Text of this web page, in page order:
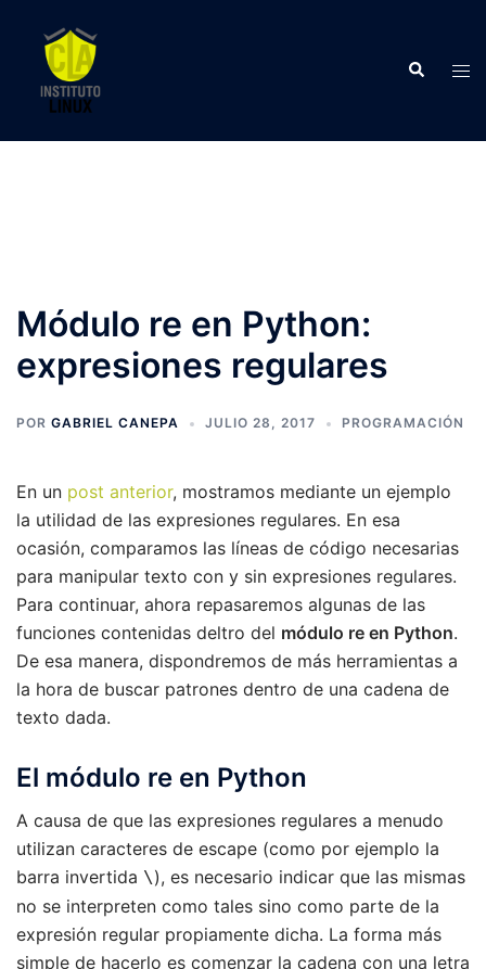
contenido
Buscar
Módulo re en Python:
expresiones regulares
POR GABRIEL CANEPA JULIO 28, 2017 PROGRAMACIÓN
En un post anterior, mostramos mediante un ejemplo
la utilidad de las expresiones regulares. En esa
ocasión, comparamos las líneas de código necesarias
para manipular texto con y sin expresiones regulares.
Para continuar, ahora repasaremos algunas de las
funciones contenidas deltro del módulo re en Python.
De esa manera, dispondremos de más herramientas a
la hora de buscar patrones dentro de una cadena de
texto dada.
El módulo re en Python
A causa de que las expresiones regulares a menudo
utilizan caracteres de escape (como por ejemplo la
barra invertida \), es necesario indicar que las mismas
no se interpreten como tales sino como parte de la
expresión regular propiamente dicha. La forma más
simple de hacerlo es comenzar la cadena con una letra